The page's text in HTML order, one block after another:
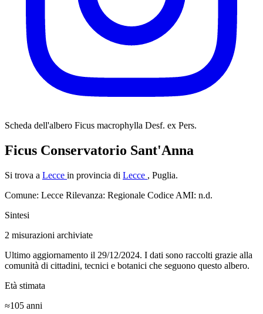
Scheda dell'albero Ficus macrophylla Desf. ex Pers.
Ficus Conservatorio Sant'Anna
Si trova a Lecce in provincia di Lecce , Puglia.
Comune: Lecce Rilevanza: Regionale Codice AMI: n.d.
Sintesi
2 misurazioni archiviate
Ultimo aggiornamento il 29/12/2024. I dati sono raccolti grazie alla
comunità di cittadini, tecnici e botanici che seguono questo albero.
Età stimata
≈105 anni